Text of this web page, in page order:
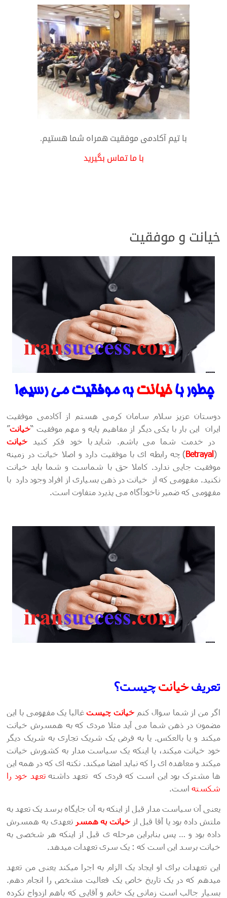
با تیم آکادمی موفقیت همراه شما هستیم.
با ما تماس بگیرید
خیانت و موفقیت
چطور باخیانتبه موفقیت می رسیم!
دوستان عزیز سلام سامان کرمی هستم از آکادمی موفقیت
ایران این بار با یکی دیگر از مفاهیم پایه و مهم موفقیت “خیانت”
در خدمت شما می باشم. شاید با خود فکر کنید خیانت
(
Betrayal) چه رابطه ای با موفقیت دارد و اصلا خیانت در زمینه
موفقیت جایی ندارد. کاملا حق با شماست و شما باید خیانت
نکنید. مفهومی که از خیانت در ذهن بسیاری از افراد وجود دارد با
مفهومی که ضمیر ناخودآگاه می پذیرد متفاوت است.
تعریفخیانتچیست؟
اگر من از شما سوال کنم خیانت چیست غالبا یک مفهومی با این
مضمون در ذهن شما می آید مثلا مردی که به همسرش خیانت
میکند و یا بالعکس. یا به فرض یک شریک تجاری به شریک دیگر
خود خیانت میکند، یا اینکه یک سیاست مدار به کشورش خیانت
میکند و معاهده ای را که نباید امضا میکند. نکته ای که در همه این
ها مشترک بود این است که فردی که تعهد داشتهتعهد خود را
شکسته است.
یعنی آن سیاست مدار قبل از اینکه به آن جایگاه برسد یک تعهد به
ملتش داده بود یا آقا قبل ازخیانت به همسر تعهدی به همسرش
داده بود و … پس بنابراین مرحله ی قبل از اینکه هر شخصی به
خیانت برسد این است که : یک سری تعهدات میدهد.
این تعهدات برای او ایجاد یک الزام به اجرا میکند یعنی من تعهد
میدهم که در یک تاریخ خاص یک فعالیت مشخص را انجام دهم.
بسیار جالب است زمانی یک خانم و آقایی که باهم ازدواج نکرده